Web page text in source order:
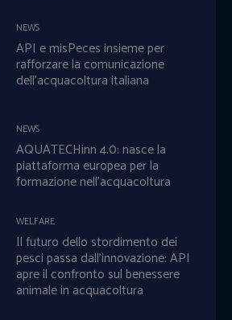
NEWS
API e misPeces insieme per
rafforzare la comunicazione
dell’acquacoltura italiana
NEWS
AQUATECHinn 4.0: nasce la
piattaforma europea per la
formazione nell’acquacoltura
WELFARE
Il futuro dello stordimento dei
pesci passa dall’innovazione: API
apre il confronto sul benessere
animale in acquacoltura